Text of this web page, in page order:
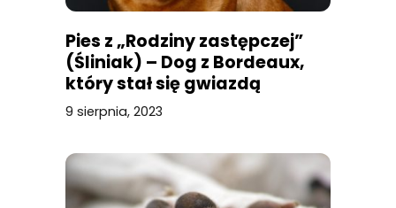
Pies z „Rodziny zastępczej”
(Śliniak) – Dog z Bordeaux,
który stał się gwiazdą
9 sierpnia, 2023